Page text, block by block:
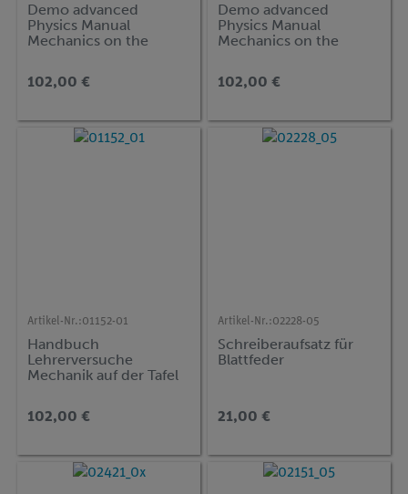
Demo advanced
Physics Manual
Mechanics on the
102,00 €
Demo advanced
Physics Manual
Mechanics on the
102,00 €
Artikel-Nr.:01152-01
Handbuch
Lehrerversuche
Mechanik auf der Tafel
102,00 €
Artikel-Nr.:02228-05
Schreiberaufsatz für
Blattfeder
21,00 €